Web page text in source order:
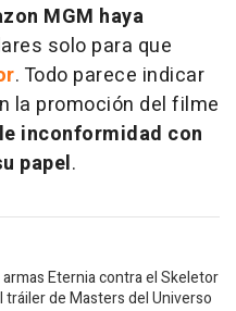
MGM haya
solo para que
. Todo parece indicar
la promoción del filme
inconformidad con
papel.
Eternia contra el Skeletor
tráiler de Masters del Universo